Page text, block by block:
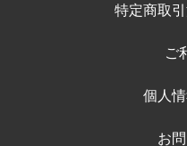
特定商取
ご
個人
お